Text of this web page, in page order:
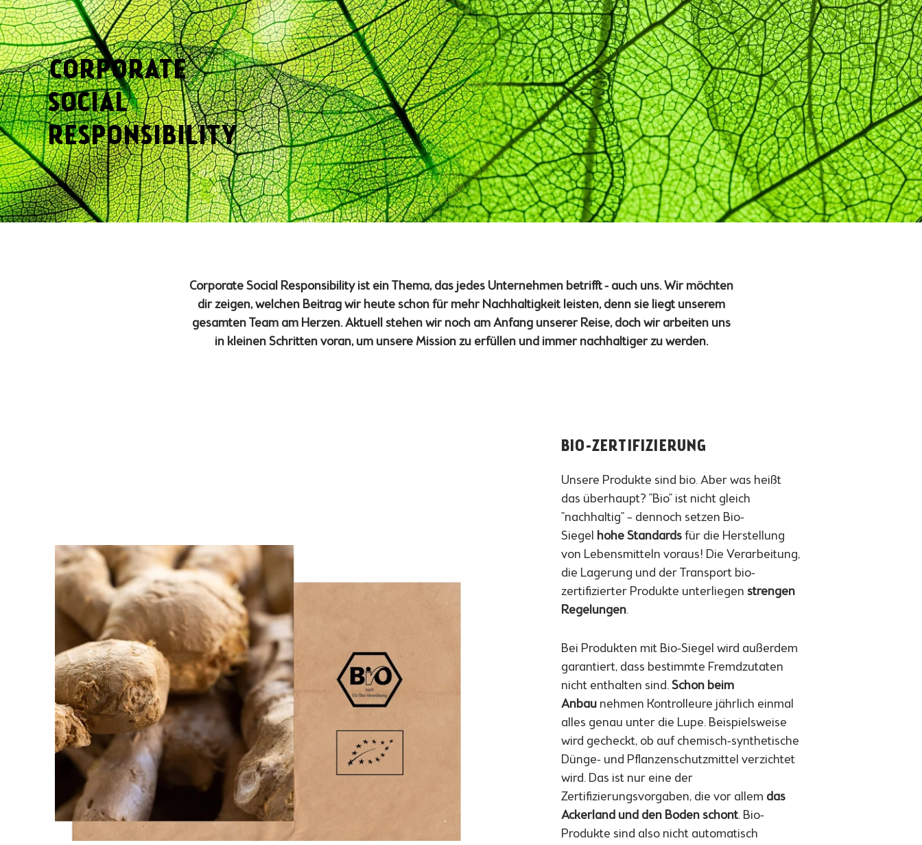
CORPORATE
SOCIAL
RESPONSIBILITY
Corporate Social Responsibility ist ein Thema, das jedes Unternehmen betrifft - auch uns. Wir möchten
dir zeigen, welchen Beitrag wir heute schon für mehr Nachhaltigkeit leisten, denn sie liegt unserem
gesamten Team am Herzen. Aktuell stehen wir noch am Anfang unserer Reise, doch wir arbeiten uns
in kleinen Schritten voran, um unsere Mission zu erfüllen und immer nachhaltiger zu werden.
BIO-ZERTIFIZIERUNG
Unsere Produkte sind bio. Aber was heißt
das überhaupt? "Bio" ist nicht gleich
"nachhaltig" – dennoch setzen Bio-
Siegel
hohe Standards für die Herstellung
von Lebensmitteln voraus! Die Verarbeitung,
die Lagerung und der Transport bio-
zertifizierter Produkte unterliegen strengen
Regelungen.
Bei Produkten mit Bio-Siegel wird außerdem
garantiert, dass bestimmte Fremdzutaten
nicht enthalten sind. Schon beim
Anbau nehmen Kontrolleure jährlich einmal
alles genau unter die Lupe. Beispielsweise
wird gecheckt, ob auf chemisch-synthetische
Dünge- und Pflanzenschutzmittel verzichtet
wird. Das ist nur eine der
Zertifizierungsvorgaben, die vor allem das
Ackerland und den Boden schont. Bio-
Produkte sind also nicht automatisch